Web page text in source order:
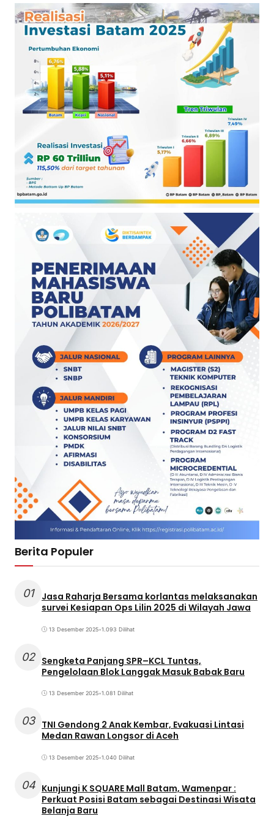
Berita Populer
01
Jasa Raharja Bersama korlantas melaksanakan
survei Kesiapan Ops Lilin 2025 di Wilayah Jawa
13 Desember 2025•1.093 Dilihat
02 Sengketa Panjang SPR–KCL Tuntas,
Pengelolaan Blok Langgak Masuk Babak Baru
13 Desember 2025•1.081 Dilihat
03 TNI Gendong 2 Anak Kembar, Evakuasi Lintasi
Medan Rawan Longsor di Aceh
13 Desember 2025•1.040 Dilihat
04 Kunjungi K SQUARE Mall Batam, Wamenpar :
Perkuat Posisi Batam sebagai Destinasi Wisata
Belanja Baru